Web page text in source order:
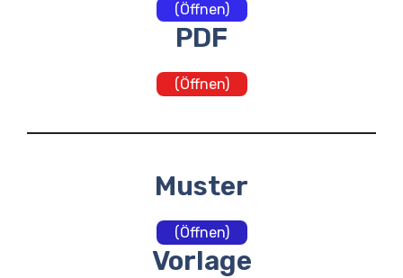
(Öffnen)
PDF
(Öffnen)
Muster
(Öffnen)
Vorlage